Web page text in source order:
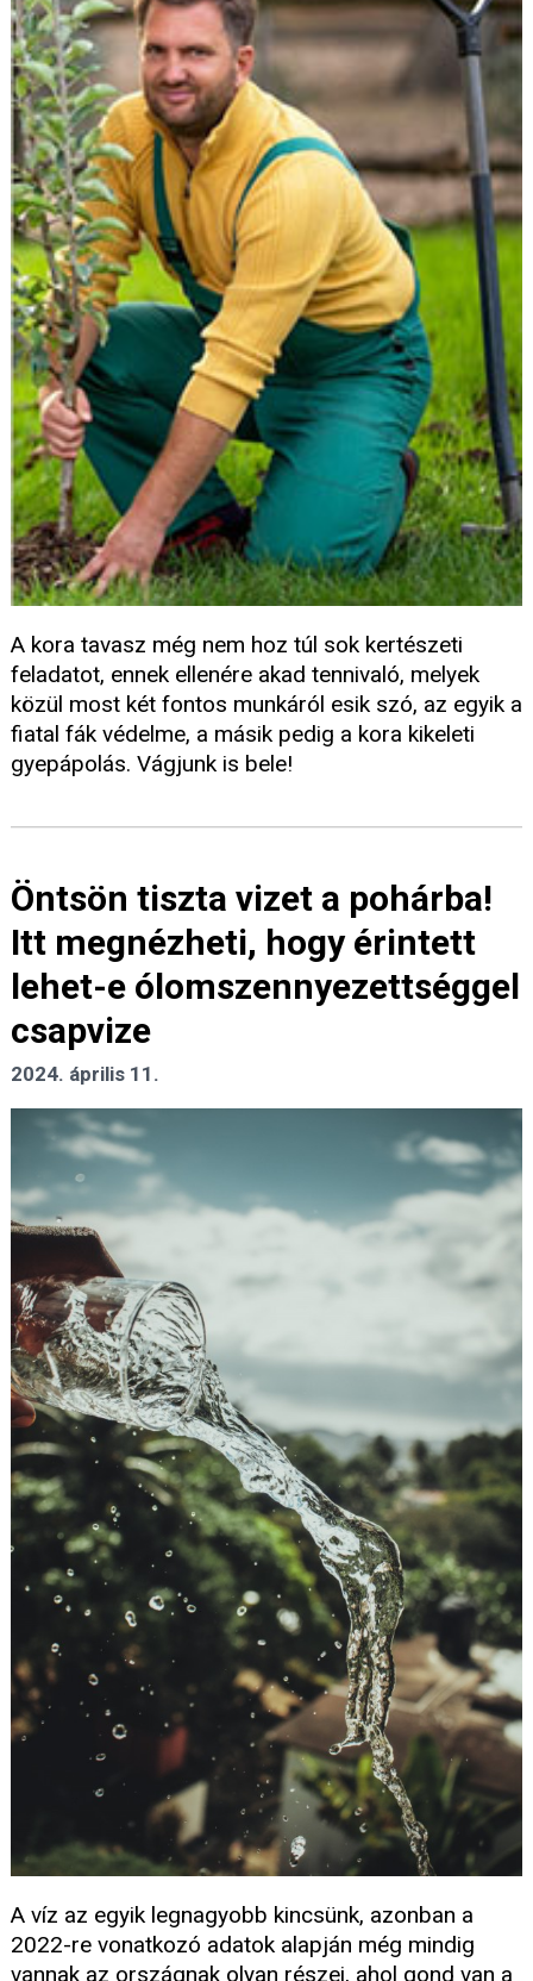
A kora tavasz még nem hoz túl sok kertészeti
feladatot, ennek ellenére akad tennivaló, melyek
közül most két fontos munkáról esik szó, az egyik a
fiatal fák védelme, a másik pedig a kora kikeleti
gyepápolás. Vágjunk is bele!
Öntsön tiszta vizet a pohárba!
Itt megnézheti, hogy érintett
lehet-e ólomszennyezettséggel
csapvize
2024. április 11.
A víz az egyik legnagyobb kincsünk, azonban a
2022-re vonatkozó adatok alapján még mindig
vannak az országnak olyan részei, ahol gond van a